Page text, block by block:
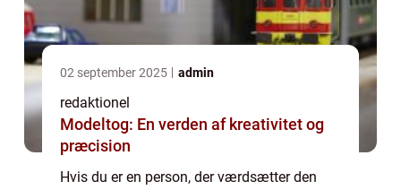
02 september 2025 admin
redaktionel
Modeltog: En verden af kreativitet og
præcision
Hvis du er en person, der værdsætter den